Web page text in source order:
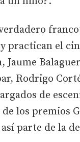
practican el
Rodrigo
de
los premios
parte de la